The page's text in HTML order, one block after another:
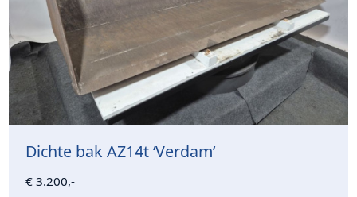
Dichte bak AZ14t ‘Verdam’
€ 3.200,-